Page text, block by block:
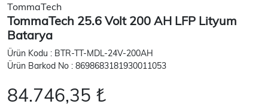
TommaTech
TommaTech 25.6 Volt 200 AH LFP Lityum
Batarya
Ürün Kodu : BTR-TT-MDL-24V-200AH
Ürün Barkod No : 8698683181930011053
84.746,35 ₺